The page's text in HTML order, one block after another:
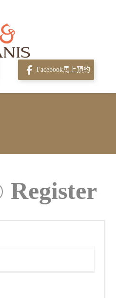
Facebook馬上預約
Register